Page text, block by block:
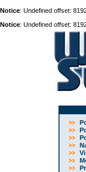
Notice: Undefined offset:
Notice: Undefined offset: